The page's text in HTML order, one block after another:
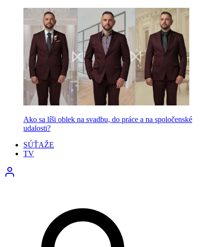
Ako sa líši oblek na svadbu, do práce a na spoločenské
udalosti?
SÚŤAŽE
TV